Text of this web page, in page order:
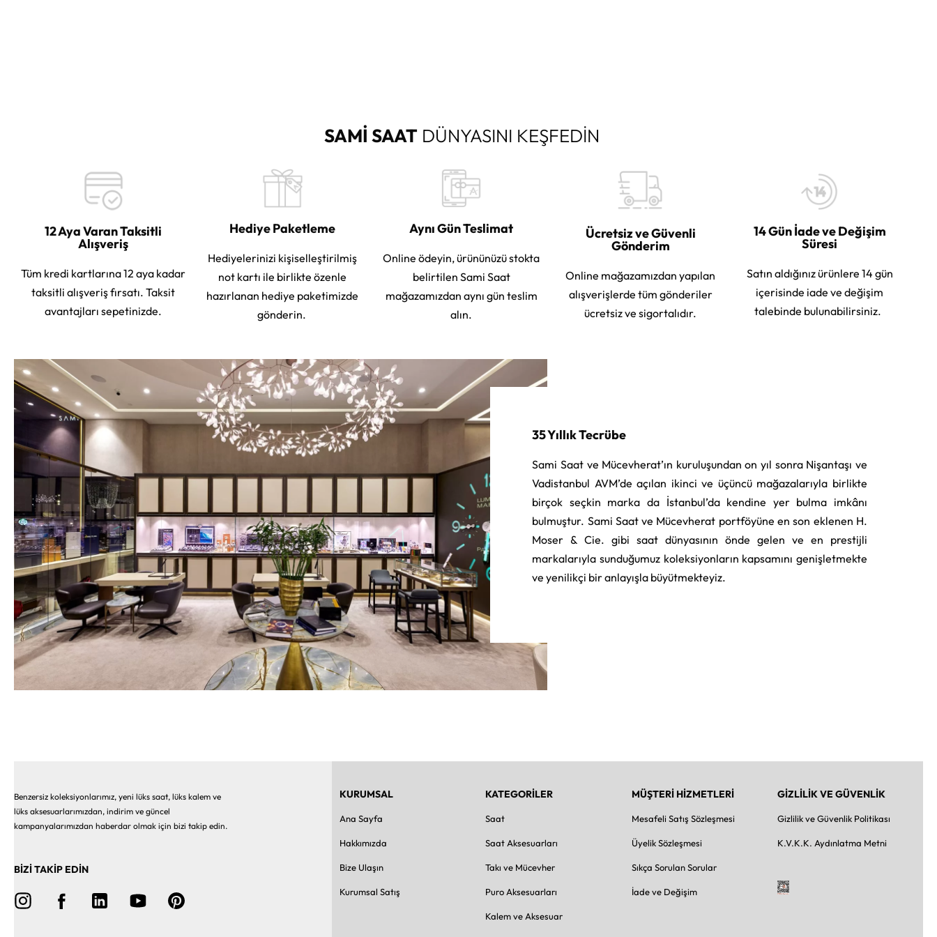
SAMİ SAATDÜNYASINI KEŞFEDİN
12 Aya Varan Taksitli
Alışveriş
Tüm kredi kartlarına 12 aya kadar
taksitli alışveriş fırsatı. Taksit
avantajları sepetinizde.
Hediye Paketleme
Hediyelerinizi kişiselleştirilmiş
not kartı ile birlikte özenle
hazırlanan hediye paketimizde
gönderin.
Aynı Gün Teslimat
Online ödeyin, ürününüzü stokta
belirtilen Sami Saat
mağazamızdan aynı gün teslim
alın.
Ücretsiz ve Güvenli
Gönderim
Online mağazamızdan yapılan
alışverişlerde tüm gönderiler
ücretsiz ve sigortalıdır.
14 Gün İade ve Değişim
Süresi
Satın aldığınız ürünlere 14 gün
içerisinde iade ve değişim
talebinde bulunabilirsiniz.
35 Yıllık Tecrübe
Sami Saat ve Mücevherat’ın kuruluşundan on yıl sonra Nişantaşı ve
Vadistanbul AVM’de açılan ikinci ve üçüncü mağazalarıyla birlikte
birçok seçkin marka da İstanbul’da kendine yer bulma imkânı
bulmuştur. Sami Saat ve Mücevherat portföyüne en son eklenen H.
Moser & Cie. gibi saat dünyasının önde gelen ve en prestijli
markalarıyla sunduğumuz koleksiyonların kapsamını genişletmekte
ve yenilikçi bir anlayışla büyütmekteyiz.
Benzersiz koleksiyonlarımız, yeni lüks saat, lüks kalem ve
lüks aksesuarlarımızdan, indirim ve güncel
kampanyalarımızdan haberdar olmak için bizi takip edin.
BİZİ TAKİP EDİN
KURUMSAL
Ana Sayfa
Hakkımızda
Bize Ulaşın
Kurumsal Satış
KATEGORİLER
Saat
Saat Aksesuarları
Takı ve Mücevher
Puro Aksesuarları
Kalem ve Aksesuar
MÜŞTERİ HİZMETLERİ
Mesafeli Satış Sözleşmesi
Üyelik Sözleşmesi
Sıkça Sorulan Sorular
İade ve Değişim
GİZLİLİK VE GÜVENLİK
Gizlilik ve Güvenlik Politikası
K.V.K.K. Aydınlatma Metni